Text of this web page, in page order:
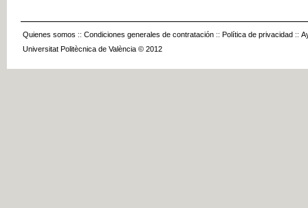
Quienes somos :: Condiciones generales de contratación :: Política de privacidad ::
Universitat Politècnica de València © 2012